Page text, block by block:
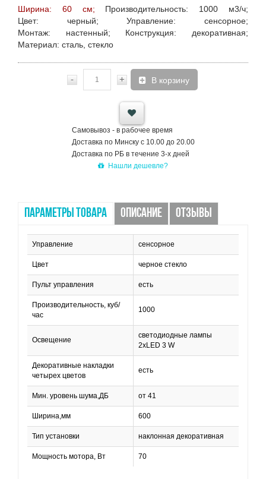
Ширина: 60 см; Производительность: 1000 м3/ч;
Цвет: черный;Управление: сенсорное;
Монтаж: настенный; Конструкция: декоративная;
Материал: сталь, стекло
- + В корзину
Самовывоз - в рабочее время
Доставка по Минску с 10.00 до 20.00
Доставка по РБ в течение 3-х дней
Нашли дешевле?
ПАРАМЕТРЫ ТОВАРА ОПИСАНИЕ ОТЗЫВЫ
Управление сенсорное
Цвет черное стекло
Пульт управления есть
Производительность, куб/
час
1000
Освещение
светодиодные лампы
2хLED 3 W
Декоративные накладки
четырех цветов
есть
Мин. уровень шума,ДБ от 41
Ширина,мм 600
Тип установки наклонная декоративная
Мощность мотора, Вт 70